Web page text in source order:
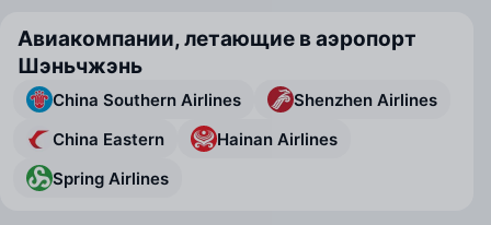
Авиакомпании, летающие в аэропорт
Шэньчжэнь
China Southern Airlines
Shenzhen Airlines
China Eastern
Hainan Airlines
Spring Airlines